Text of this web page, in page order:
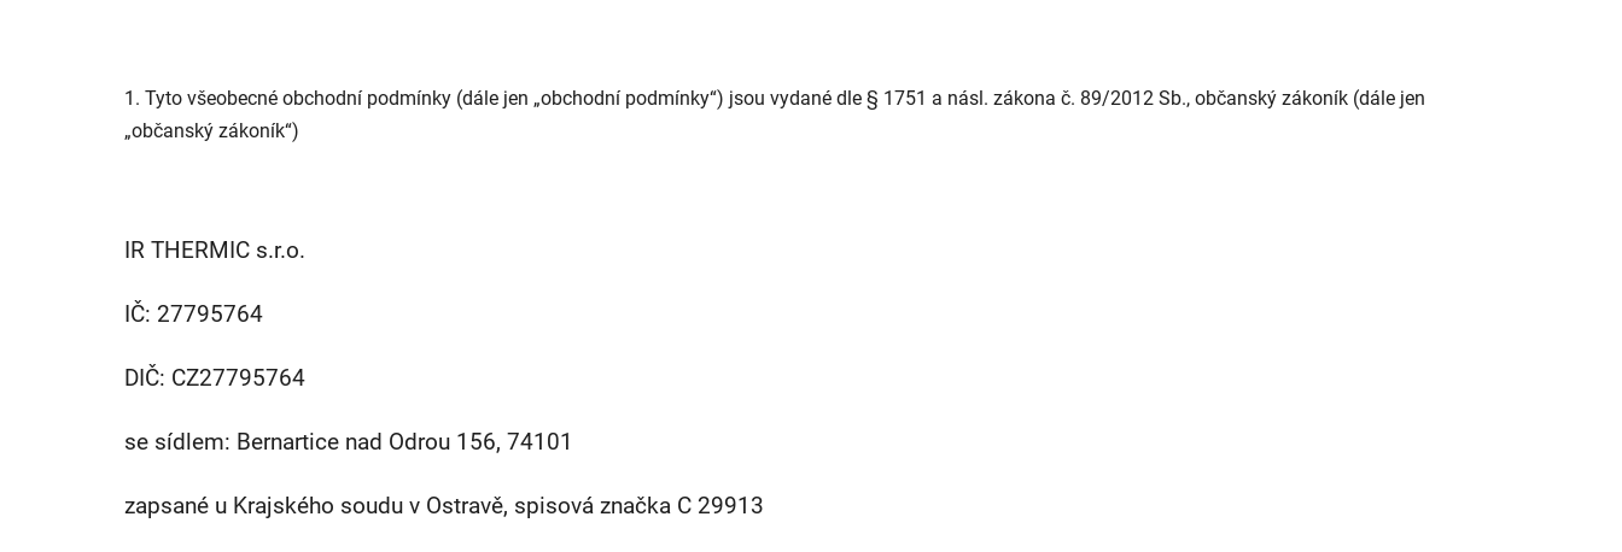
1. Tyto všeobecné obchodní podmínky (dále jen „obchodní podmínky“) jsou vydané dle § 1751 a násl. zákona č. 89/2012 Sb., občanský zákoník (dále jen
„občanský zákoník“)
IR THERMIC s.r.o.
IČ: 27795764
DIČ: CZ27795764
se sídlem: Bernartice nad Odrou 156, 74101
zapsané u Krajského soudu v Ostravě, spisová značka C 29913